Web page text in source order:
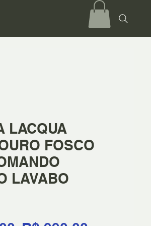
LACQUA
FOSCO
LAVABO